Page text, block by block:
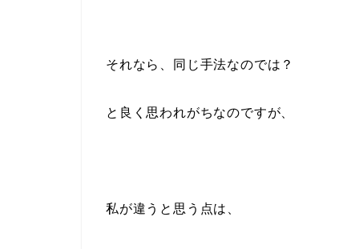
それなら、同じ手法なのでは？
と良く思われがちなのですが、
私が違うと思う点は、